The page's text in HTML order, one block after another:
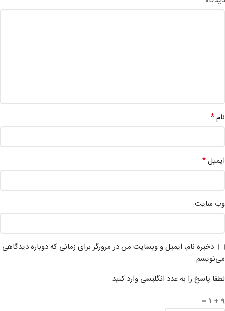
نام*
ایمیل*
وب‌ سایت
ذخیره نام، ایمیل و وبسایت من در مرورگر برای زمانی که دوباره دیدگاهی
می‌نویسم.
لطفا پاسخ را به عدد انگلیسی وارد کنید:
9 + 1 =